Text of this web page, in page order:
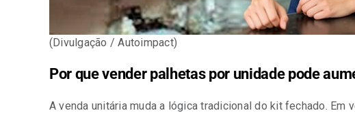
(Divulgação / Autoimpact)
Por que vender palhetas por unidade pode
A venda unitária muda a lógica tradicional do kit fechado.